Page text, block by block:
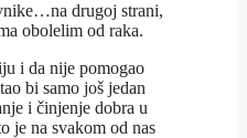
drugoj strani,
obolelim od raka.
i da nije pomogao
bi samo još jedan
i činjenje dobra u
je na svakom od nas